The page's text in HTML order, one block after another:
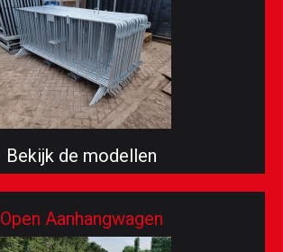
Bekijk de modellen
Open Aanhangwagen